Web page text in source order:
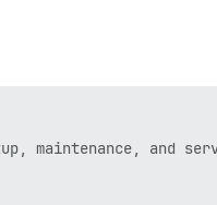
and